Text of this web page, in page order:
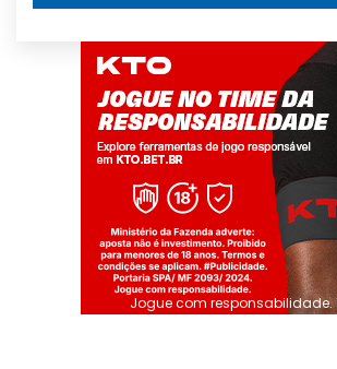
Jogue com responsabilidade.